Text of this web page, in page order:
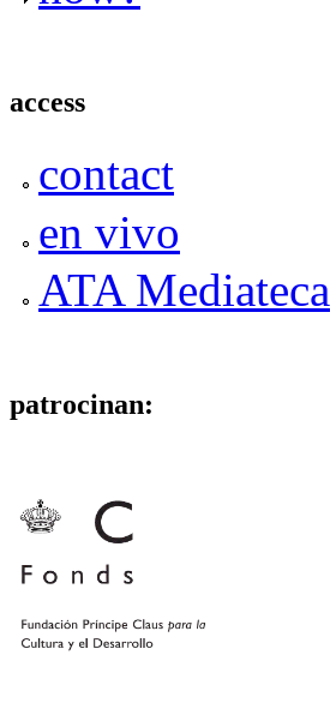
access
contact
en vivo
ATA Mediateca
patrocinan: